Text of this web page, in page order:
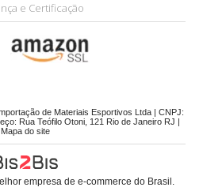
e Certificação
de Materiais Esportivos Ltda | CNPJ:
Rua Teófilo Otoni, 121 Rio de Janeiro RJ |
Mapa do site
empresa de e-commerce do Brasil.